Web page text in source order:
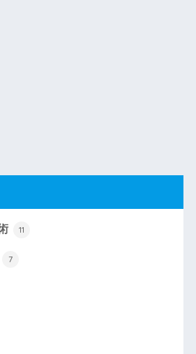
11
7